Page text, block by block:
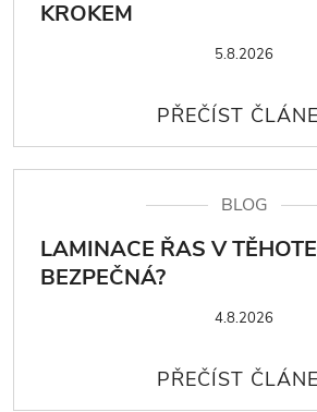
KROKEM
5.8.2026
BLOG
LAMINACE ŘAS V
BEZPEČNÁ?
4.8.2026